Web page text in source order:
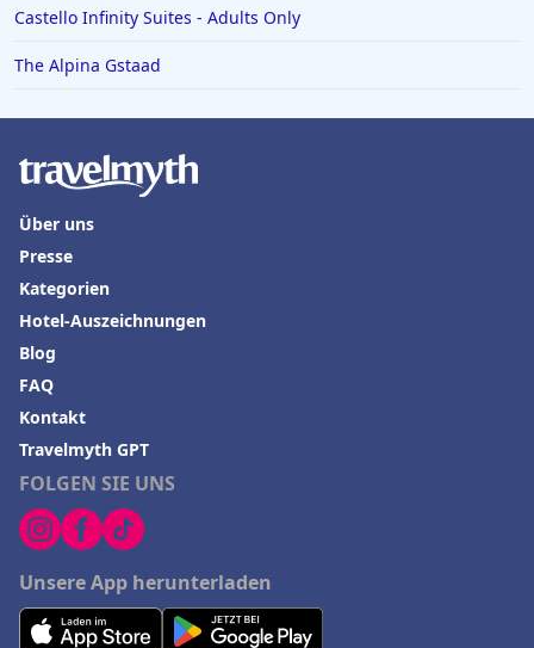
Castello Infinity Suites - Adults Only
The Alpina Gstaad
FOLGEN SIE UNS
Unsere App herunterladen
Über uns
Presse
Kategorien
Hotel-Auszeichnungen
Blog
FAQ
Kontakt
Travelmyth GPT